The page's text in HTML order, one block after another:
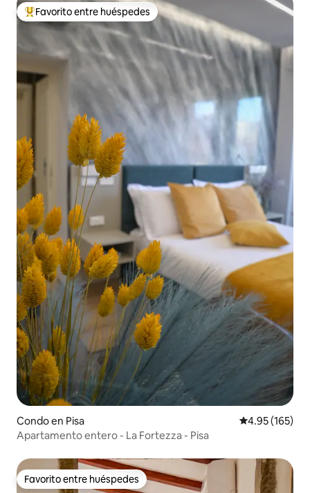
Favorito entre huéspedes preferido
Favorito entre huéspedes
Condo en Pisa Calificación
4.95 (165)
Apartamento entero - La Fortezza - Pisa
Favorito entre huéspedes
Favorito entre huéspedes